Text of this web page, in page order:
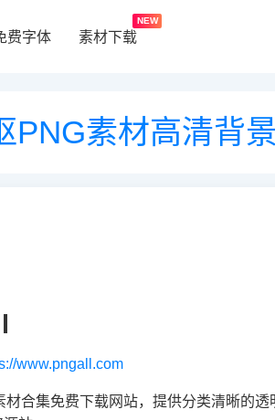
费字体 素材下载
NEW
PNG素材高清背
www.pngall.com
材合集免费下载网站，提供分类清晰的